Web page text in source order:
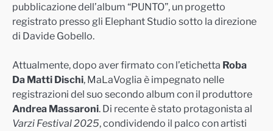
pubblicazione dell’album “PUNTO”, un progetto
registrato presso gli Elephant Studio sotto la direzione
di Davide Gobello.
Attualmente, dopo aver firmato con l’etichetta Roba
Da Matti Dischi, MaLaVoglia è impegnato nelle
registrazioni del suo secondo album con il produttore
Andrea Massaroni. Di recente è stato protagonista al
Varzi Festival 2025, condividendo il palco con artisti